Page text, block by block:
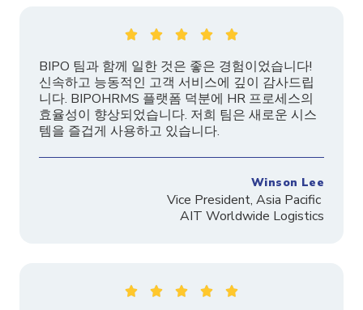
    
BIPO 팀과 함께 일한 것은 좋은 경험이었습니다!
신속하고 능동적인 고객 서비스에 깊이 감사드립
니다. BIPOHRMS 플랫폼 덕분에 HR 프로세스의
효율성이 향상되었습니다. 저희 팀은 새로운 시스
템을 즐겁게 사용하고 있습니다.
Winson Lee
Vice President, Asia Pacific
AIT Worldwide Logistics
    